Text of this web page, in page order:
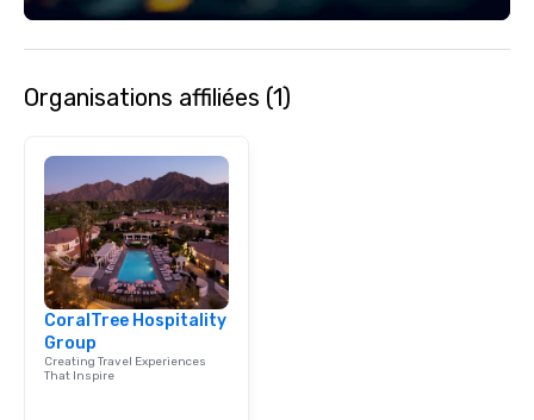
Organisations affiliées (1)
CoralTree Hospitality
Group
Creating Travel Experiences
That Inspire